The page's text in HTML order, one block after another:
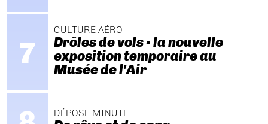
CULTURE AÉRO
Drôles de vols - la nouvelle
exposition temporaire au
Musée de l'Air
DÉPOSE MINUTE